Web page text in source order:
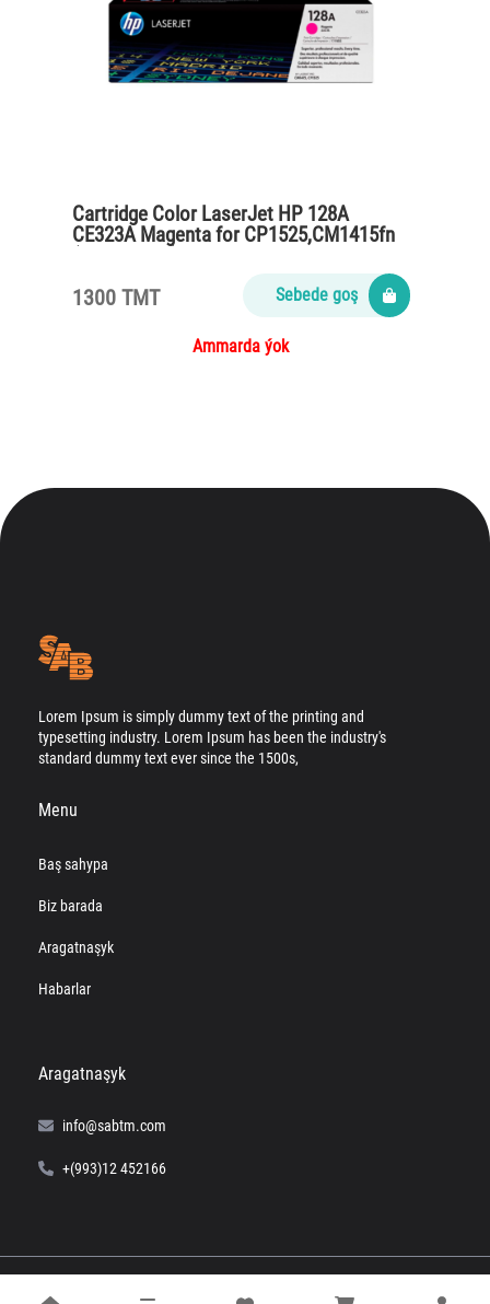
Cartridge Color LaserJet HP 128A
CE323A Magenta for CP1525,CM1415fn
1300 TMT Sebede goş
Ammarda ýok
Lorem Ipsum is simply dummy text of the printing and
typesetting industry. Lorem Ipsum has been the industry's
standard dummy text ever since the 1500s,
Menu
Baş sahypa
Biz barada
Aragatnaşyk
Habarlar
Aragatnaşyk
info@sabtm.com
+(993)12 452166